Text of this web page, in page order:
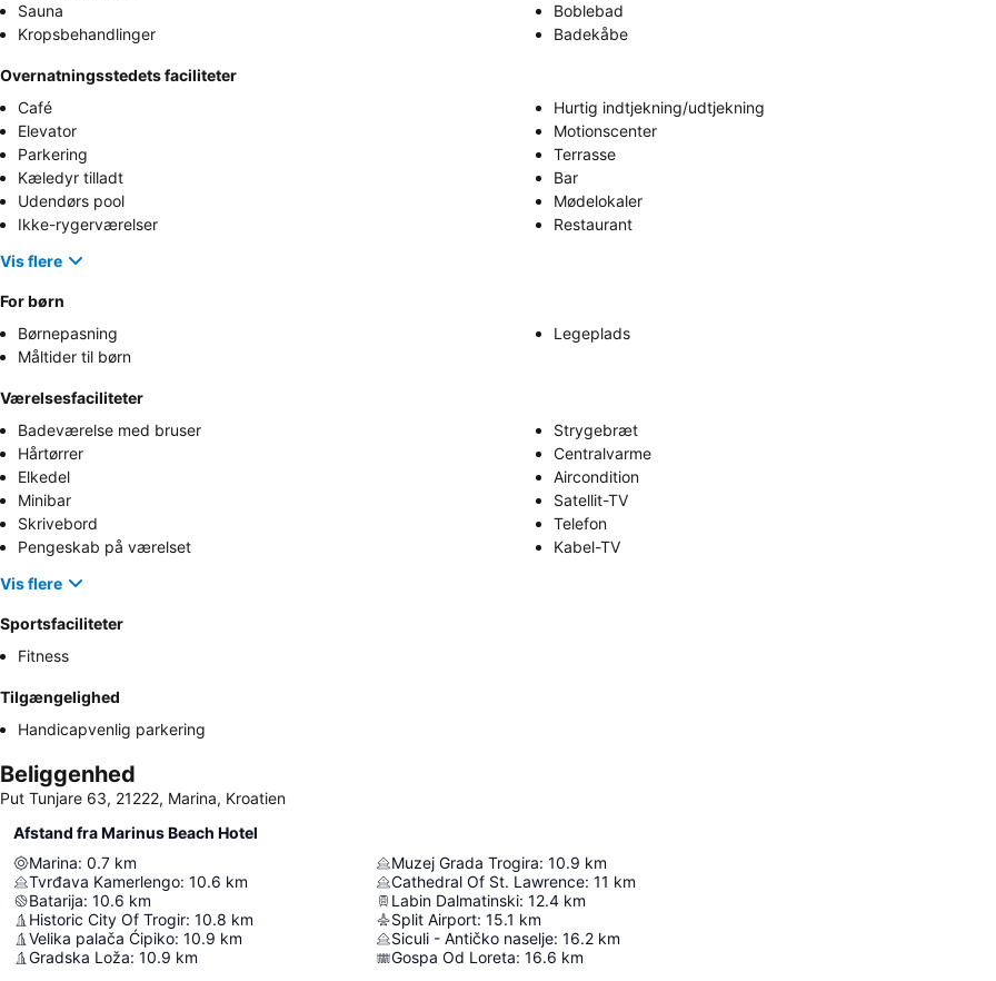
Sauna
Boblebad
Kropsbehandlinger
Badekåbe
Overnatningsstedets faciliteter
Café
Hurtig indtjekning/udtjekning
Elevator
Motionscenter
Parkering
Terrasse
Kæledyr tilladt
Bar
Udendørs pool
Mødelokaler
Ikke-rygerværelser
Restaurant
Vis flere
For børn
Børnepasning
Legeplads
Måltider til børn
Værelsesfaciliteter
Badeværelse med bruser
Strygebræt
Hårtørrer
Centralvarme
Elkedel
Aircondition
Minibar
Satellit-TV
Skrivebord
Telefon
Pengeskab på værelset
Kabel-TV
Vis flere
Sportsfaciliteter
Fitness
Tilgængelighed
Handicapvenlig parkering
Beliggenhed
Put Tunjare 63, 21222, Marina, Kroatien
Afstand fra Marinus Beach Hotel
Marina: 0.7 km
Tvrđava Kamerlengo: 10.6 km
Batarija: 10.6 km
Historic City Of Trogir: 10.8 km
Velika palača Ćipiko: 10.9 km
Gradska Loža: 10.9 km
Muzej Grada Trogira: 10.9 km
Cathedral Of St. Lawrence: 11 km
Labin Dalmatinski: 12.4 km
Split Airport: 15.1 km
Siculi - Antičko naselje: 16.2 km
Gospa Od Loreta: 16.6 km